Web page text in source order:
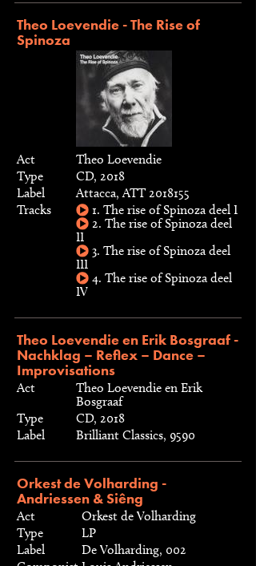
Theo Loevendie - The Rise of
Spinoza
Act
Theo Loevendie
Type
CD, 2018
Label
Attacca, ATT 2018155
Tracks
1. The rise of Spinoza deel I
2. The rise of Spinoza deel
II
3. The rise of Spinoza deel
III
4. The rise of Spinoza deel
IV
Theo Loevendie en Erik Bosgraaf -
Nachklag – Reflex – Dance –
Improvisations
Act
Theo Loevendie en Erik
Bosgraaf
Type
CD, 2018
Label
Brilliant Classics, 9590
Orkest de Volharding -
Andriessen & Siêng
Act
Orkest de Volharding
Type
LP
Label
De Volharding, 002